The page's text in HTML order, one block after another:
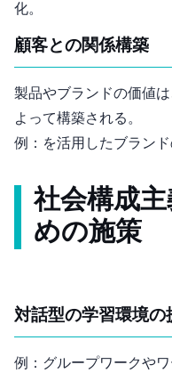
化。
顧客との関係構築
製品やブランドの価値
よって構築される。
例：SNSを活用したブラン
社会構成
めの施策
対話型の学習環境の
例：グループワークやワ